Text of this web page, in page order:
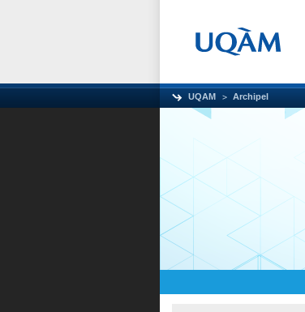
UQAM Archipel